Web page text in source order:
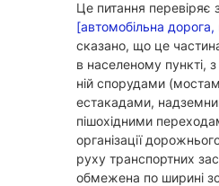
Це питання перевіряє
[автомобільна
сказано, що це
в населеному пункті,
ній спорудами
естакадами,
пішохідними
організації
руху транспортних
обмежена по ширині